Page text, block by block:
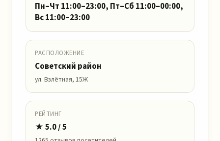
Пн–Чт 11:00–23:00, Пт–Сб 11:00–00:00,
Вс 11:00–23:00
РАСПОЛОЖЕНИЕ
Советский район
ул. Взлётная, 15Ж
РЕЙТИНГ
★ 5.0 / 5